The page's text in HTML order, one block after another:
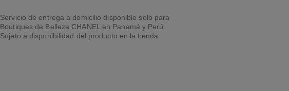
Servicio de entrega a domicilio disponible solo para
Boutiques de Belleza CHANEL en Panamá y Perú.
Sujeto a disponibilidad del producto en la tienda